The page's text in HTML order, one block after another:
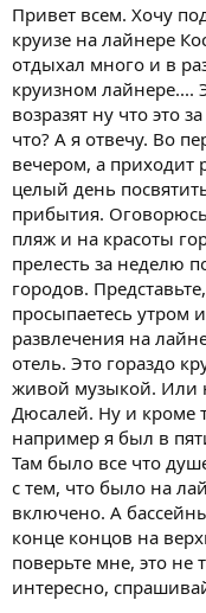
Привет всем. Хочу
круизе на лайнере
отдыхал много и в
круизном лайнере....
возразят ну что это
что? А я отвечу. Во
вечером, а приходит
целый день
прибытия.
пляж и на красоты
прелесть за неделю
городов.
просыпаетесь утром
развлечения на
отель. Это гораздо
живой музыкой. Или
Дюсалей. Ну и кроме
например я был в
Там было все что
с тем, что было на
включено. А
конце концов на
поверьте мне, это не
интересно,